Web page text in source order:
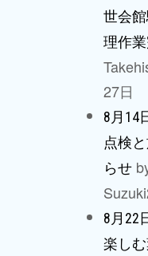
世会
理作
27日
8月14
点検
らせ
Suzuki
8月22
楽し